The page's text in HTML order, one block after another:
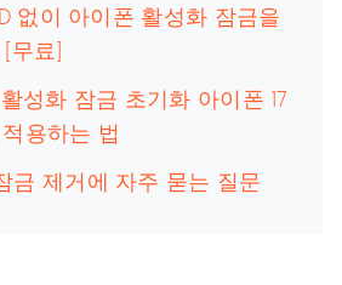
없이 아이폰 활성화 잠금을
무료]
성화 잠금 초기화 아이폰 17
용하는 법
금 제거에 자주 묻는 질문